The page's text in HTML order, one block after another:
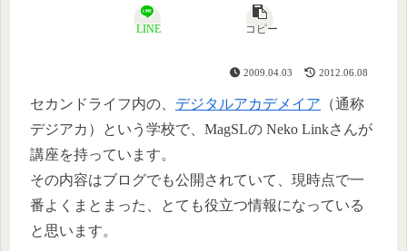
LINE コピー
2009.04.03 2012.06.08
セカンドライフ内の、 デジタルアカデメイア （通称
デジアカ）という学校で、MagSLの Neko Linkさんが
講座を持っています。
その内容はブログでも公開されていて、現時点で一
番よくまとまった、とても役立つ情報になっている
と思います。